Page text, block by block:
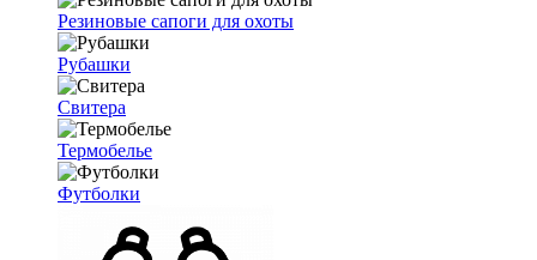
Резиновые сапоги для охоты
Рубашки
Свитера
Термобелье
Футболки